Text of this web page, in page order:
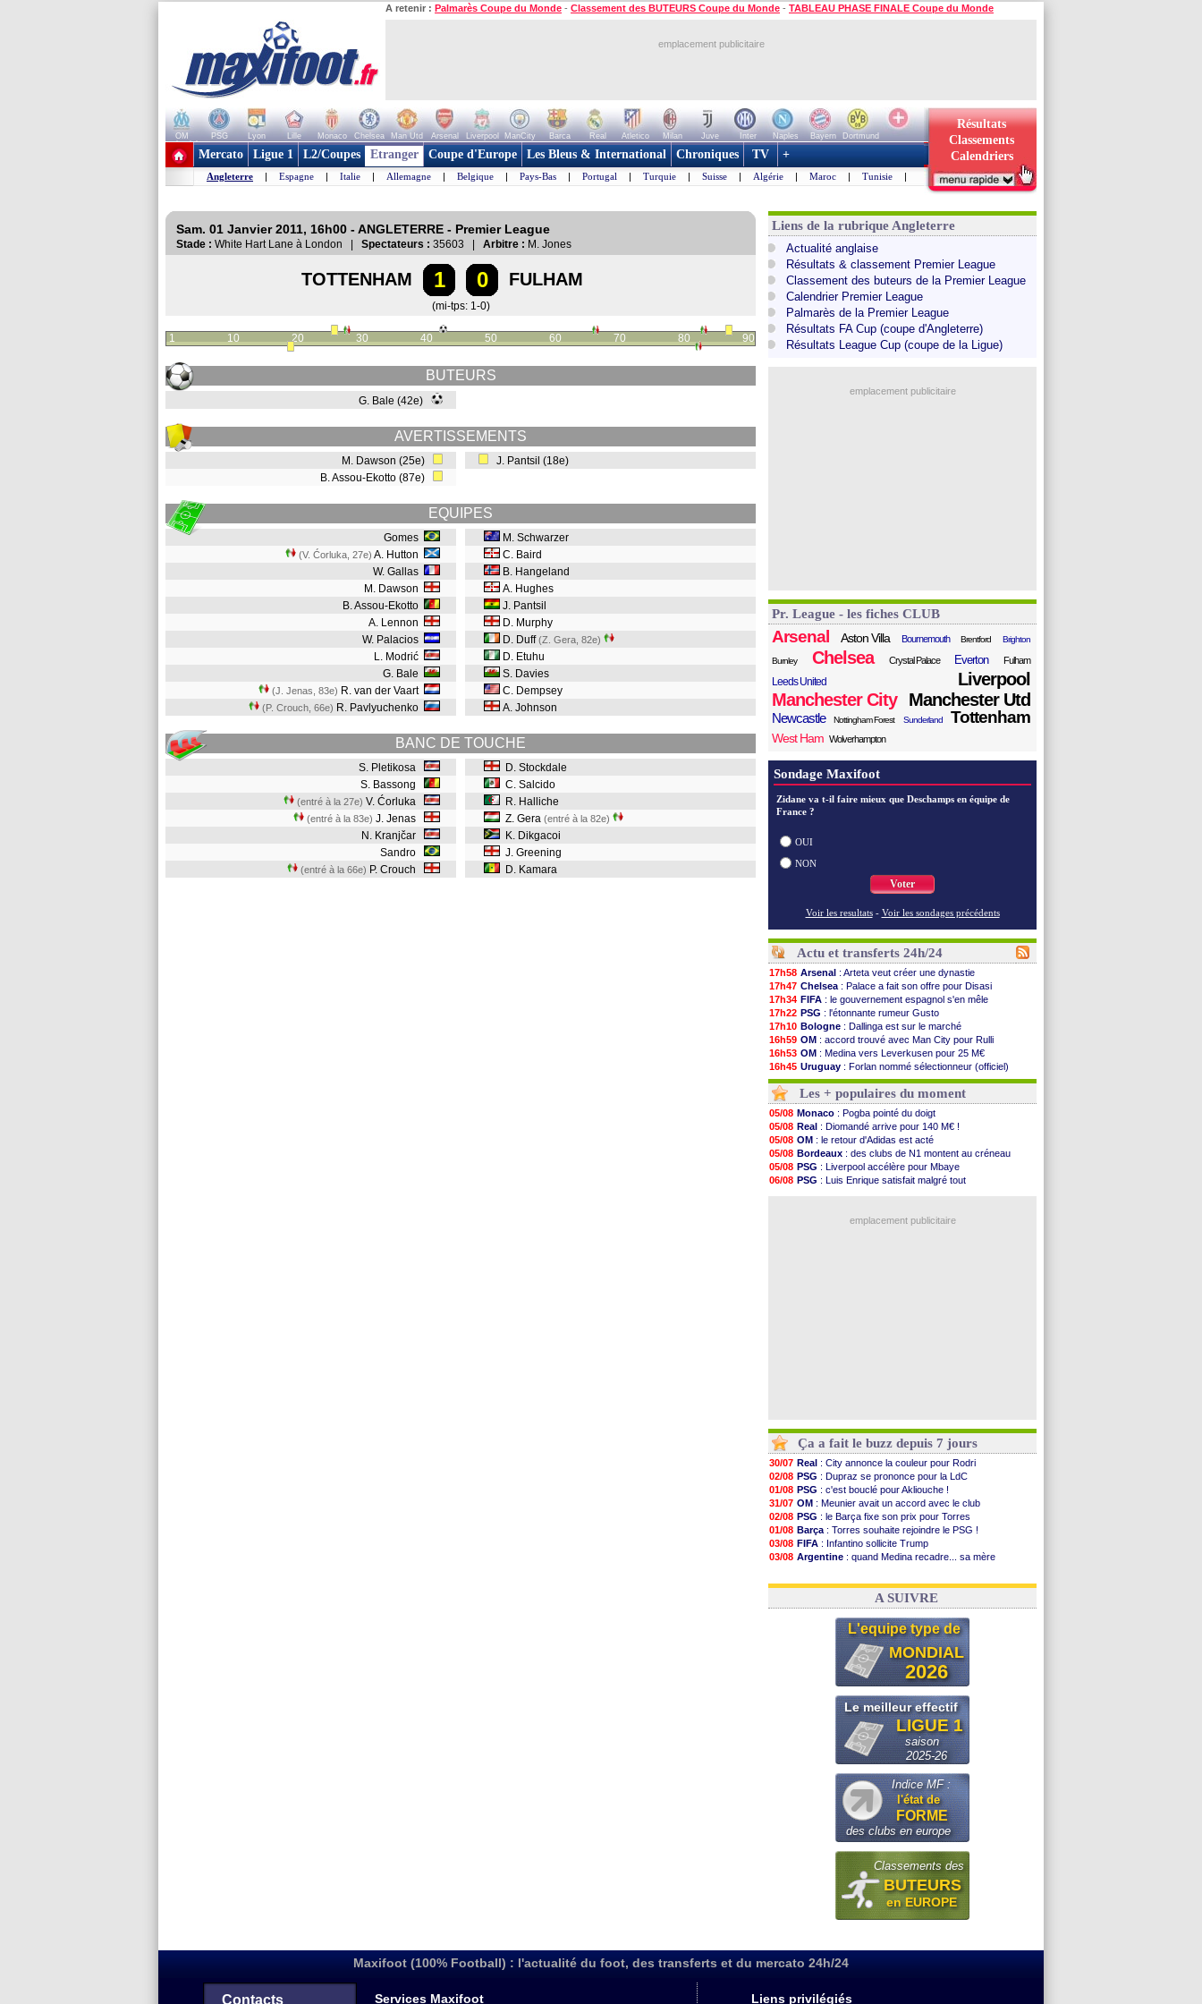
A retenir : Palmarès Coupe du Monde - Classement des BUTEURS Coupe du Monde - TABLEAU PHASE FINALE Coupe du Monde
emplacement publicitaire
OM PSG Lyon Lille Monaco Chelsea Man Utd Arsenal Liverpool ManCity Barca Real Atletico Milan Juve Inter Naples Bayern
Dortmund
+ de clubs
Résultats
Classements
Calendriers
Mercato Ligue 1 L2/Coupes Etranger Coupe d'Europe Les Bleus & International Chroniques TV +
Angleterre | Espagne | Italie | Allemagne | Belgique | Pays-Bas | Portugal | Turquie | Suisse | Algérie | Maroc | Tunisie |
Sam. 01 Janvier 2011, 16h00 - ANGLETERRE - Premier League
Stade : White Hart Lane à London | Spectateurs : 35603 | Arbitre : M. Jones
TOTTENHAM 1 0 FULHAM
(mi-tps: 1-0)
1 10 20 30 40 50 60 70 80 90
BUTEURS
G. Bale (42e)
AVERTISSEMENTS
M. Dawson (25e)
B. Assou-Ekotto (87e)
J. Pantsil (18e)
EQUIPES
Gomes
(V. Ćorluka, 27e) A. Hutton
W. Gallas
M. Dawson
B. Assou-Ekotto
A. Lennon
W. Palacios
L. Modrić
G. Bale
(J. Jenas, 83e) R. van der Vaart
(P. Crouch, 66e) R. Pavlyuchenko
M. Schwarzer
C. Baird
B. Hangeland
A. Hughes
J. Pantsil
D. Murphy
D. Duff(Z. Gera, 82e)
D. Etuhu
S. Davies
C. Dempsey
A. Johnson
BANC DE TOUCHE
S. Pletikosa
S. Bassong
(entré à la 27e) V. Ćorluka
(entré à la 83e) J. Jenas
N. Kranjčar
Sandro
(entré à la 66e) P. Crouch
D. Stockdale
C. Salcido
R. Halliche
Z. Gera (entré à la 82e)
K. Dikgacoi
J. Greening
D. Kamara
Liens de la rubrique Angleterre
Actualité anglaise
Résultats & classement Premier League
Classement des buteurs de la Premier League
Calendrier Premier League
Palmarès de la Premier League
Résultats FA Cup (coupe d'Angleterre)
Résultats League Cup (coupe de la Ligue)
emplacement publicitaire
Pr. League - les fiches CLUB
Arsenal Aston Villa Bournemouth Brentford Brighton
Burnley Chelsea Crystal Palace Everton Fulham
Leeds United
Liverpool
Manchester City
Manchester Utd
Newcastle Nottingham Forest Sunderland Tottenham
West Ham Wolverhampton
Sondage Maxifoot
Zidane va t-il faire mieux que Deschamps en équipe de
France ?
OUI
NON
Voter
Voir les resultats - Voir les sondages précédents
Actu et transferts 24h/24
17h58 Arsenal : Arteta veut créer une dynastie
17h47 Chelsea : Palace a fait son offre pour Disasi
17h34 FIFA : le gouvernement espagnol s'en mêle
17h22 PSG : l'étonnante rumeur Gusto
17h10 Bologne : Dallinga est sur le marché
16h59 OM : accord trouvé avec Man City pour Rulli
16h53 OM : Medina vers Leverkusen pour 25 M€
16h45 Uruguay : Forlan nommé sélectionneur (officiel)
16h34 Séville: Juanlu signe à Bournemouth (officiel)
16h21
PSG : Ndjantou heureux d'avoir rejoué
16h04 Real: Diomandé pour 140 M€ ! (officiel)
15h50
Man City : Rodri préfère le Barça au Real !
15h40
Rennes: Aït Boudlal veut rejoindre Fulham
15h18
Aston Villa: Liverpool cible aussi Konsa
15h01
OM: une approche pour Diatta
14h46
Le Havre: Diaw va signer à Lille
14h25
Trabzonspor: Salah a signé ! (officiel)
Fenerbahçe: Greenwood savoure son premier ...
Les + populaires du moment
05/08 Monaco : Pogba pointé du doigt
05/08 Real : Diomandé arrive pour 140 M€ !
05/08 OM : le retour d'Adidas est acté
05/08 Bordeaux : des clubs de N1 montent au créneau
05/08 PSG : Liverpool accélère pour Mbaye
06/08 PSG : Luis Enrique satisfait malgré tout
emplacement publicitaire
Ça a fait le buzz depuis 7 jours
30/07 Real : City annonce la couleur pour Rodri
02/08 PSG : Dupraz se prononce pour la LdC
01/08 PSG : c'est bouclé pour Akliouche !
31/07 OM : Meunier avait un accord avec le club
02/08 PSG : le Barça fixe son prix pour Torres
01/08 Barça : Torres souhaite rejoindre le PSG !
03/08 FIFA : Infantino sollicite Trump
03/08 Argentine : quand Medina recadre... sa mère
03/08 OM: Paixão attire un 2e club anglais
A SUIVRE
L'equipe type de
MONDIAL
2026
Le meilleur effectif
LIGUE 1
saison
2025-26
Indice MF :
l'état de
FORME
des clubs en europe
Classements des
BUTEURS
en EUROPE
Maxifoot (100% Football) : l'actualité du foot, des transferts et du mercato 24h/24
Contacts Services Maxifoot Liens privilégiés